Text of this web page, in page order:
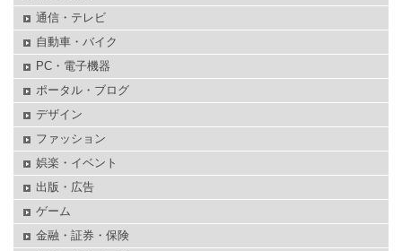
通信・テレビ
自動車・バイク
PC・電子機器
ポータル・ブログ
デザイン
ファッション
娯楽・イベント
出版・広告
ゲーム
金融・証券・保険